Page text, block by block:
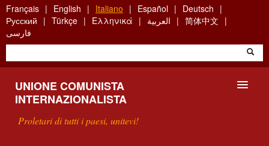
Skip
to
main
content
Français English Italiano Español
Deutsch
Русский
Türkçe Ελληνικά العربية
简体中文
فارسی
UNIONE COMUNISTA
INTERNAZIONALISTA
Proletari di tutti i paesi, unitevi!